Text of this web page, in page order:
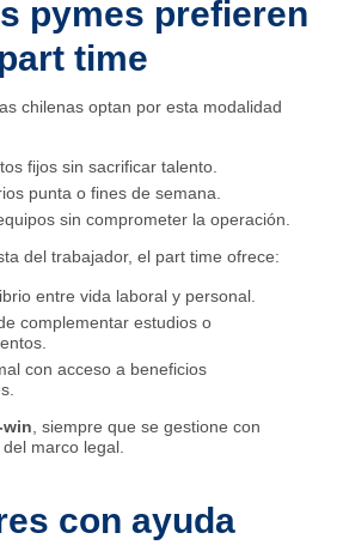
pymes prefieren
time
chilenas optan por esta modalidad
fijos sin sacrificar talento.
punta o fines de semana.
sin comprometer la operación.
del trabajador, el part time ofrece:
entre vida laboral y personal.
complementar estudios o
con acceso a beneficios
win, siempre que se gestione con
marco legal.
con ayuda